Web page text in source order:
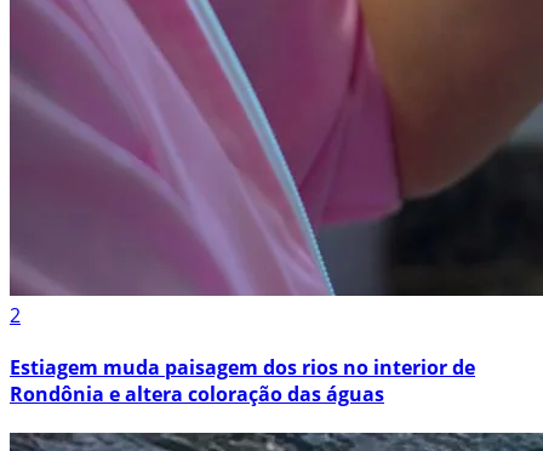
2
Estiagem muda paisagem dos rios no interior de
Rondônia e altera coloração das águas